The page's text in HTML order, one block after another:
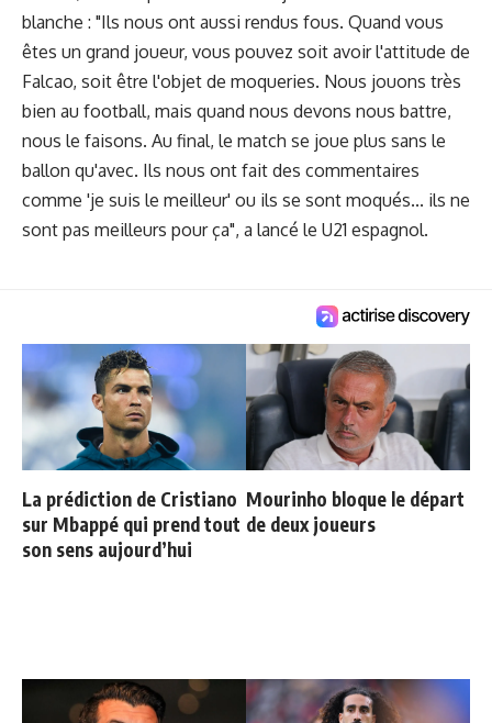
blanche : "Ils nous ont aussi rendus fous. Quand vous
êtes un grand joueur, vous pouvez soit avoir l'attitude de
Falcao, soit être l'objet de moqueries. Nous jouons très
bien au football, mais quand nous devons nous battre,
nous le faisons. Au final, le match se joue plus sans le
ballon qu'avec. Ils nous ont fait des commentaires
comme 'je suis le meilleur' ou ils se sont moqués... ils ne
sont pas meilleurs pour ça", a lancé le U21 espagnol.
La prédiction de Cristiano
sur Mbappé qui prend tout
son sens aujourd’hui
Mourinho bloque le départ
de deux joueurs